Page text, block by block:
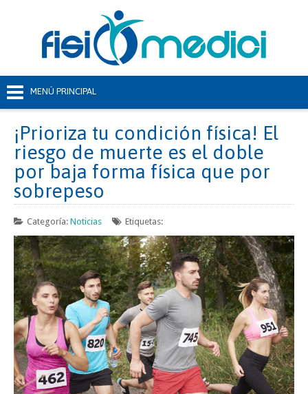
¡Prioriza tu condición física! El
riesgo de muerte es el doble
por baja forma física que por
sobrepeso
Categoría: Noticias Etiquetas: